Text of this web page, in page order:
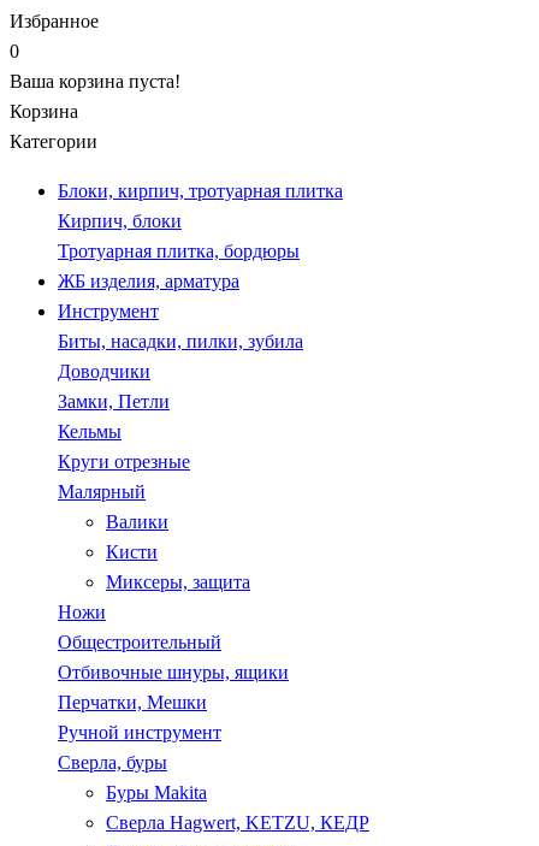
Избранное
0
Ваша корзина пуста!
Корзина
Категории
Блоки, кирпич, тротуарная плитка
Кирпич, блоки
Тротуарная плитка, бордюры
ЖБ изделия, арматура
Инструмент
Биты, насадки, пилки, зубила
Доводчики
Замки, Петли
Кельмы
Круги отрезные
Малярный
Валики
Кисти
Миксеры, защита
Ножи
Общестроительный
Отбивочные шнуры, ящики
Перчатки, Мешки
Ручной инструмент
Сверла, буры
Буры Makita
Сверла Hagwert, KETZU, КЕДР